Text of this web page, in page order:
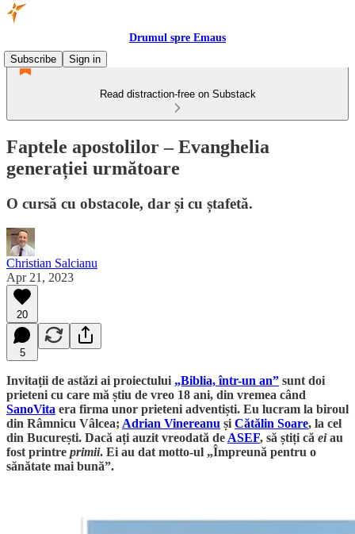
Drumul spre Emaus
Subscribe
Sign in
Read distraction-free on Substack
Faptele apostolilor – Evanghelia
generației următoare
O cursă cu obstacole, dar și cu ștafetă.
Christian Salcianu
Apr 21, 2023
20
5
Invitații de astăzi ai proiectului „Biblia, într-un an” sunt doi
prieteni cu care mă știu de vreo 18 ani, din vremea când
SanoVita era firma unor prieteni adventiști. Eu lucram la biroul
din Râmnicu Vâlcea; Adrian Vinereanu și Cătălin Soare, la cel
din București. Dacă ați auzit vreodată de ASEF, să știți că eiau
fost printre primii. Ei au dat motto-ul „Împreună pentru o
sănătate mai bună”.